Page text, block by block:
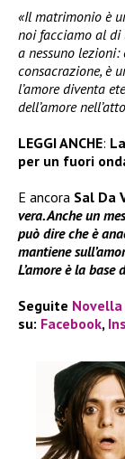
«Il matrimonio è
noi facciamo al di
a nessuno
consacrazione, è
l’amore diventa
dell’amore
LEGGI ANCHE:
per un fuori
E ancora Sal Da
vera. Anche un
può dire che è
mantiene
L’amore è la base
Seguite
su: Facebook,